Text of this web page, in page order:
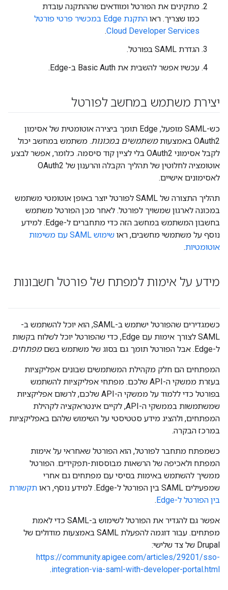
מתקינים את הפורטל ומוודאים שההתקנה עובדת
כמו שצריך. ראו
התקנת Edge במכשיר פרטי פורטל
Cloud Developer Services
.
הגדרת SAML בפורטל.
עכשיו אפשר להשבית את Basic Auth ב-Edge.
יצירת משתמש במחשב לפורטל
כש-SAML מופעל, Edge תומך ביצירה אוטומטית של אסימון
OAuth2 באמצעות
משתמשים במכונות. משתמש במחשב יכול
לקבל אסימוני OAuth2 בלי לציין קוד סיסמה. כלומר, אפשר לבצע
אוטומציה לחלוטין של תהליך הקבלה והרענון של OAuth2
לאסימונים אישיים.
תהליך התצורה של SAML לפורטל יוצר באופן אוטומטי משתמש
במכונה לארגון שמשויך לפורטל. לאחר מכן הפורטל משתמש
בחשבון המשתמש במחשב הזה כדי מתחברים ל-Edge. למידע
נוסף על משתמשי מחשבים, ראו
שימוש SAML עם משימות
אוטומטיות.
מידע על אימות למפתח של פורטל חשבונות
כשמגדירים שהפורטל ישתמש ב-SAML, הוא יוכל להשתמש ב-
SAML לצורך אימות עם Edge, כדי שהפורטל יוכל לשלוח בקשות
ל-Edge. אבל הפורטל תומך גם בסוג של משתמש בשם
מפתחים.
המפתחים הם חלק מקהילת המשתמשים שבונים אפליקציות
בעזרת ממשקי ה-API שלכם. מפתחי אפליקציות להשתמש
בפורטל כדי ללמוד על ממשקי ה-API שלכם, לרשום אפליקציות
שמשתמשות בממשקי ה-API, לקיים אינטראקציה לקהילת
המפתחים, ולהציג מידע סטטיסטי על השימוש שלהם באפליקציות
במרכז הבקרה.
כשמפתח מתחבר לפורטל, הוא הפורטל שאחראי על אימות
המפתח ולאכיפה של הרשאות מבוססות-תפקידים. הפורטל
ממשיך להשתמש באימות בסיסי עם מפתחים גם אחרי
שמפעילים SAML בין הפורטל ל-Edge. למידע נוסף, ראו
תקשורת
בין הפורטל ל-Edge
.
אפשר גם להגדיר את הפורטל לשימוש ב-SAML כדי לאמת
מפתחים. עבור דוגמה להפעלת SAML באמצעות מודולים של
Drupal של צד שלישי:
https://community.apigee.com/articles/29201/sso-
integration-via-saml-with-developer-portal.html
.